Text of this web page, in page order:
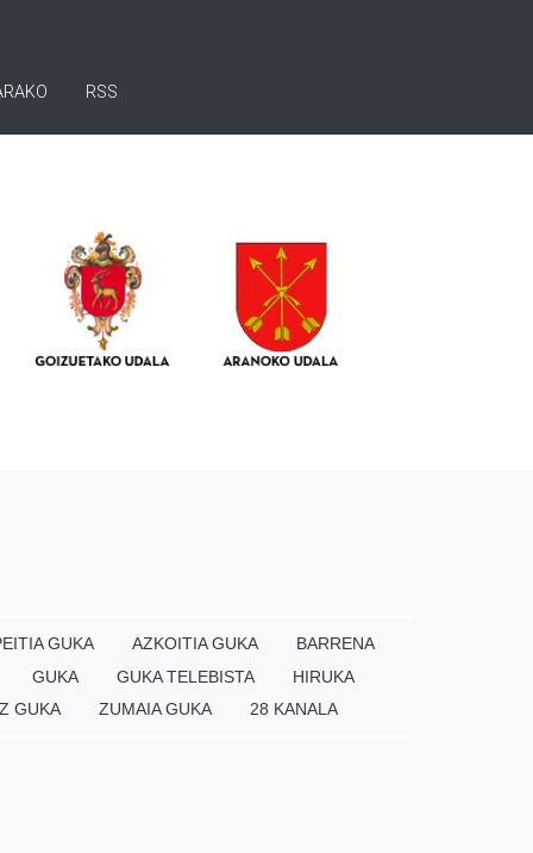
RSS
GUKA AZKOITIA GUKA
BARRENA
GUKA GUKA TELEBISTA
HIRUKA
GUKA ZUMAIA GUKA 28 KANALA